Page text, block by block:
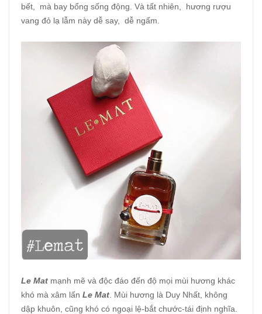
bết, mà bay bổng sống động. Và tất nhiên, hương rượu
vang đỏ lạ lẫm này dễ say, dễ ngấm.
Le Mat mạnh mẽ và độc đáo đến độ mọi mùi hương khác
khó mà xâm lấn Le Mat . Mùi hương là Duy Nhất, không
dập khuôn, cũng khó có ngoại lệ-bắt chước-tái định nghĩa.